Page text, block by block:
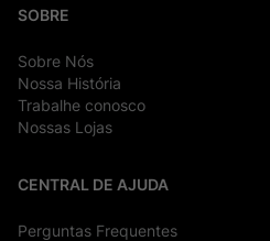
SOBRE
Sobre Nós
Nossa História
Trabalhe conosco
Nossas Lojas
CENTRAL DE AJUDA
Perguntas Frequentes